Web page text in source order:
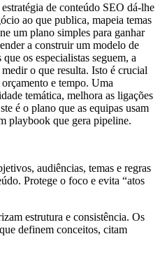
de conteúdo SEO dá‑lhe
ao que publica, mapeia temas
um plano simples para ganhar
a construir um modelo de
os especialistas seguem, a
o que resulta. Isto é crucial
e tempo. Uma
temática, melhora as ligações
é o plano que as equipas usam
playbook que gera pipeline.
audiências, temas e regras
Protege o foco e evita “atos
estrutura e consistência. Os
definem conceitos, citam